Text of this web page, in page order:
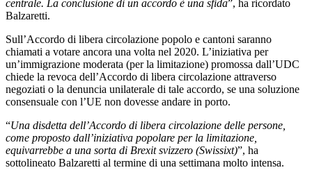
centrale. La conclusione di un accordo è una sfida”, ha ricordato
Balzaretti.
Sull’Accordo di libera circolazione popolo e cantoni saranno
chiamati a votare ancora una volta nel 2020. L’iniziativa per
un’immigrazione moderata (per la limitazione) promossa dall’UDC
chiede la revoca dell’Accordo di libera circolazione attraverso
negoziati o la denuncia unilaterale di tale accordo, se una soluzione
consensuale con l’UE non dovesse andare in porto.
“Una disdetta dell’Accordo di libera circolazione delle persone,
come proposto dall’iniziativa popolare per la limitazione,
equivarrebbe a una sorta di Brexit svizzero (Swissixt)”, ha
sottolineato Balzaretti al termine di una settimana molto intensa.